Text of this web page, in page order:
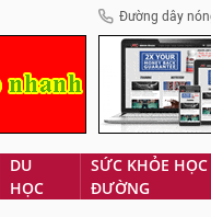
Đường dây
DU
HỌC
SỨC KHỎE HỌC
ĐƯỜNG